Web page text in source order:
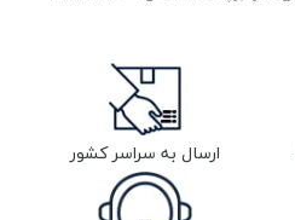
ارسال به سراسر کشور